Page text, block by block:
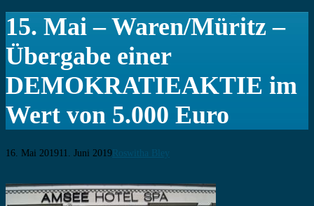
15. Mai – Waren/Müritz –
Übergabe einer
DEMOKRATIEAKTIE im
Wert von 5.000 Euro
16. Mai 201911. Juni 2019 Roswitha Bley